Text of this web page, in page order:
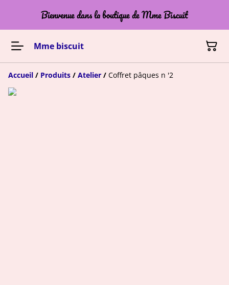
Bienvenue dans la boutique de Mme Biscuit
Mme biscuit
Accueil / Produits / Atelier / Coffret pâques n '2